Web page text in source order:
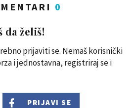
0
da želiš!
prijaviti se. Nemaš korisnički
i jednostavna, registriraj se i
PRIJAVI SE